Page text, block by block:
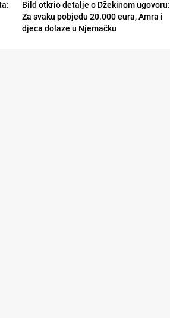
Bild otkrio detalje o Džekinom ugovoru:
Za svaku pobjedu 20.000 eura, Amra i
djeca dolaze u Njemačku